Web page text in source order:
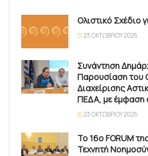
Ολιστικό Σχέδιο
23 ΟΚΤΩΒΡΊΟΥ 2025
Συνάντηση
Παρουσίαση του
Διαχείρισης
ΠΕΔΑ, με έμφαση
23 ΟΚΤΩΒΡΊΟΥ 2025
Το 16ο FORUM
Τεχνητή